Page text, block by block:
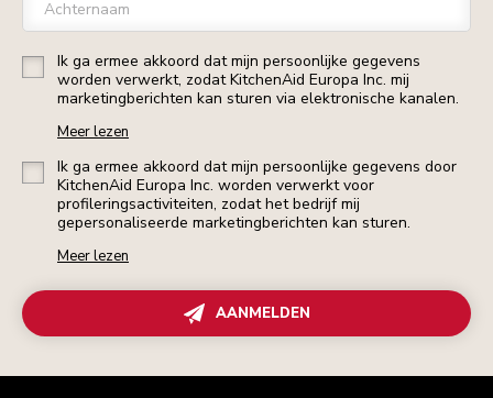
Achternaam
Ik ga ermee akkoord dat mijn persoonlijke gegevens
worden verwerkt, zodat KitchenAid Europa Inc. mij
marketingberichten kan sturen via elektronische kanalen.
Meer lezen
Ik ga ermee akkoord dat mijn persoonlijke gegevens door
KitchenAid Europa Inc. worden verwerkt voor
profileringsactiviteiten, zodat het bedrijf mij
gepersonaliseerde marketingberichten kan sturen.
Meer lezen
AANMELDEN